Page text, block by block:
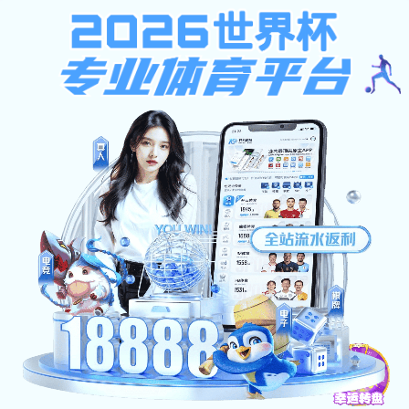
多彩宝
多彩宝:Found
The document has moved here.
多彩宝官方网站（2026已更新）最新版本-IOS/安卓通用版